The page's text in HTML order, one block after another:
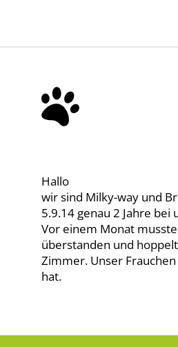
Hallo
wir sind Milky-way und
5.9.14 genau 2 Jahre
Vor einem Monat
überstanden und
Zimmer. Unser
hat.